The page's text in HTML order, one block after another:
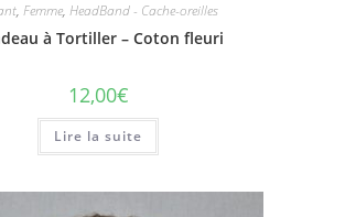
, Femme, HeadBand - Cache-oreilles
à Tortiller – Coton fleuri
12,00€
Lire la suite